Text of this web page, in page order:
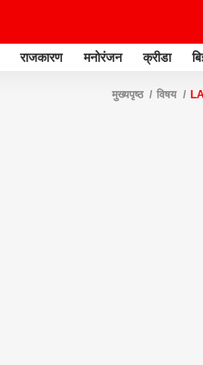
राजकारण मनोरंजन क्रीडा
मुख्यपृष्ठ विषय